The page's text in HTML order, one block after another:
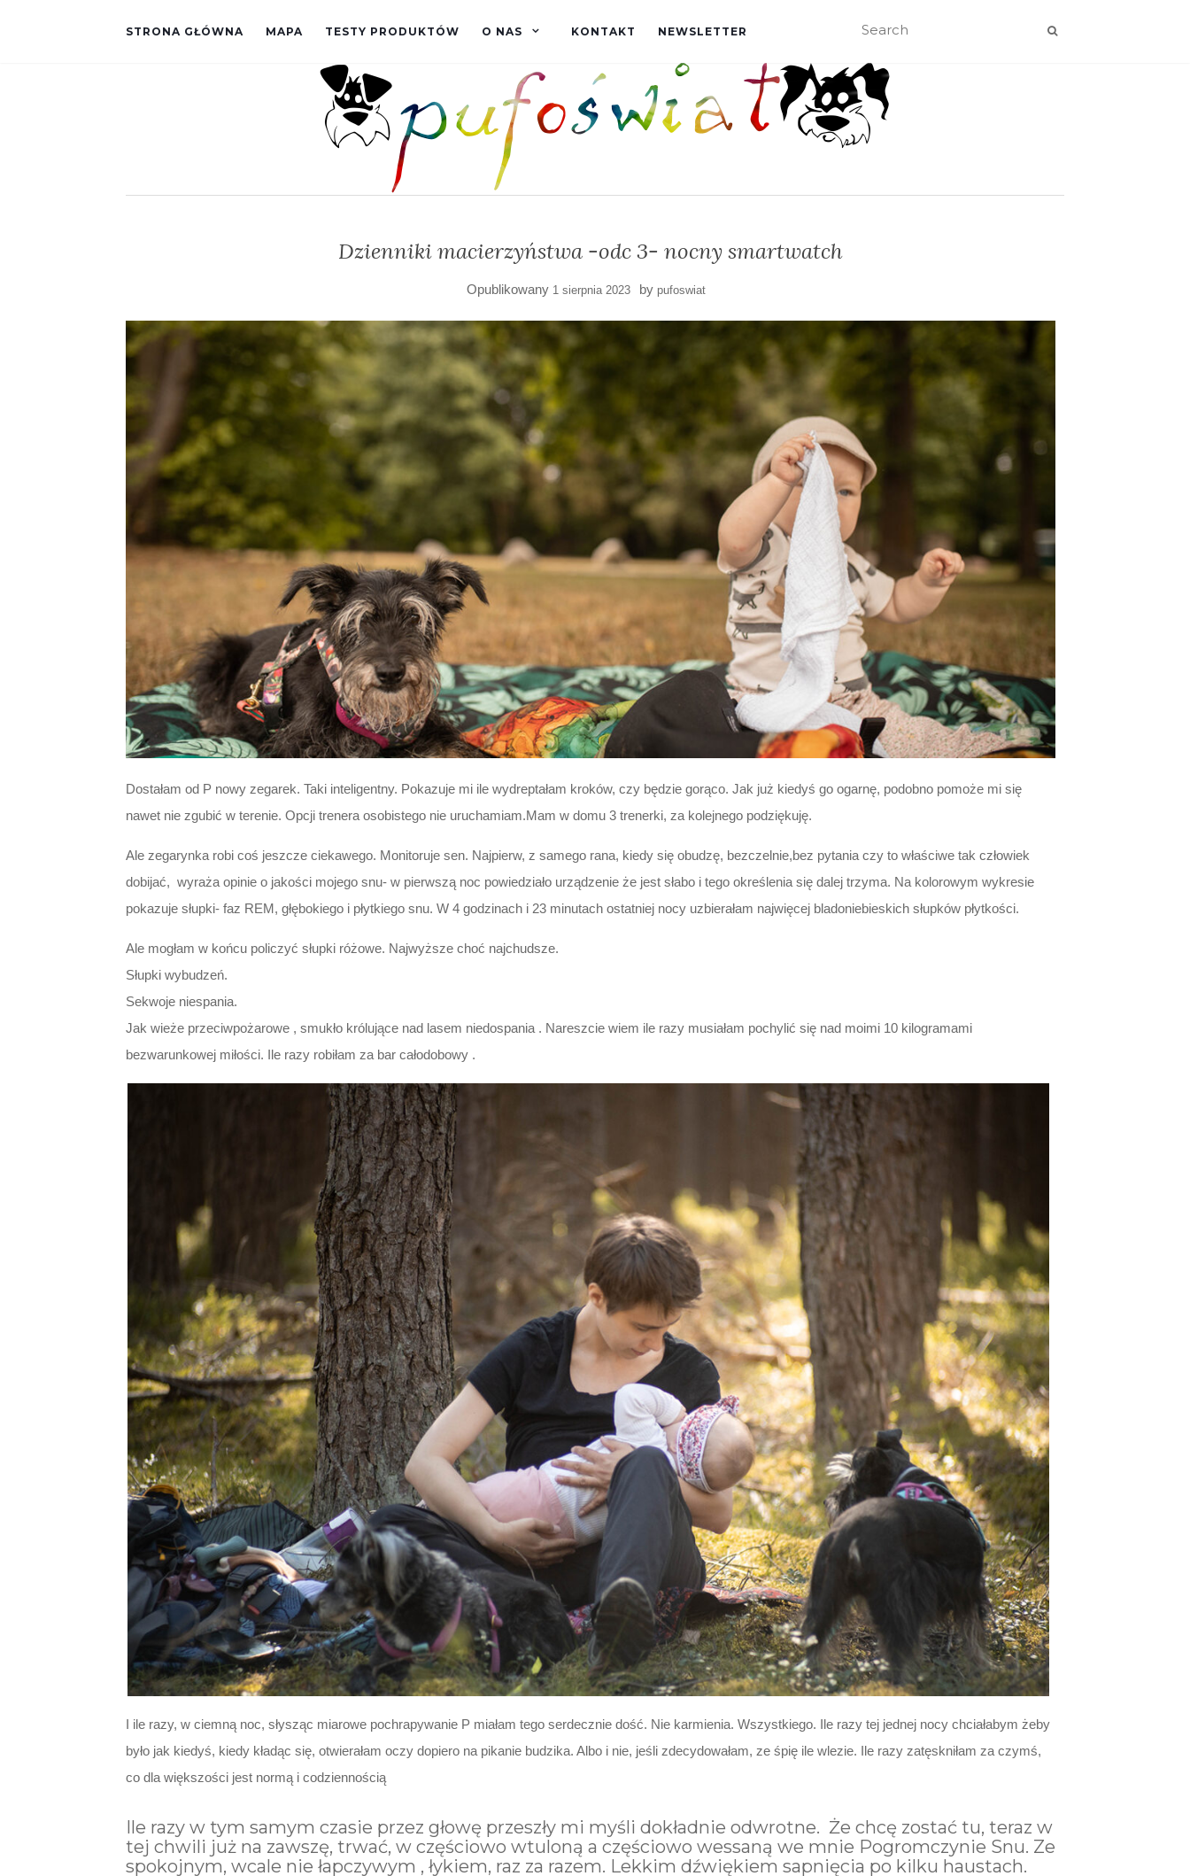
STRONA GŁÓWNA MAPA TESTY PRODUKTÓW O NAS KONTAKT NEWSLETTER
Dzienniki macierzyństwa -odc 3- nocny smartwatch
Opublikowany 1 sierpnia 2023 by pufoswiat
Dostałam od P nowy zegarek. Taki inteligentny. Pokazuje mi ile wydreptałam kroków, czy będzie gorąco. Jak już kiedyś go ogarnę, podobno pomoże mi się
nawet nie zgubić w terenie. Opcji trenera osobistego nie uruchamiam.Mam w domu 3 trenerki, za kolejnego podziękuję.
Ale zegarynka robi coś jeszcze ciekawego. Monitoruje sen. Najpierw, z samego rana, kiedy się obudzę, bezczelnie,bez pytania czy to właściwe tak człowiek
dobijać, wyraża opinie o jakości mojego snu- w pierwszą noc powiedziało urządzenie że jest słabo i tego określenia się dalej trzyma. Na kolorowym wykresie
pokazuje słupki- faz REM, głębokiego i płytkiego snu. W 4 godzinach i 23 minutach ostatniej nocy uzbierałam najwięcej bladoniebieskich słupków płytkości.
Ale mogłam w końcu policzyć słupki różowe. Najwyższe choć najchudsze.
Słupki wybudzeń.
Sekwoje niespania.
Jak wieże przeciwpożarowe , smukło królujące nad lasem niedospania . Nareszcie wiem ile razy musiałam pochylić się nad moimi 10 kilogramami
bezwarunkowej miłości. Ile razy robiłam za bar całodobowy .
I ile razy, w ciemną noc, słysząc miarowe pochrapywanie P miałam tego serdecznie dość. Nie karmienia. Wszystkiego. Ile razy tej jednej nocy chciałabym żeby
było jak kiedyś, kiedy kładąc się, otwierałam oczy dopiero na pikanie budzika. Albo i nie, jeśli zdecydowałam, ze śpię ile wlezie. Ile razy zatęskniłam za czymś,
co dla większości jest normą i codziennością
Ile razy w tym samym czasie przez głowę przeszły mi myśli dokładnie odwrotne. Że chcę zostać tu, teraz w
tej chwili już na zawszę, trwać, w częściowo wtuloną a częściowo wessaną we mnie Pogromczynie Snu. Ze
spokojnym, wcale nie łapczywym , łykiem, raz za razem. Lekkim dźwiękiem sapnięcia po kilku haustach.